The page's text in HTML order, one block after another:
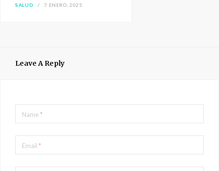
SALUD 7 ENERO, 2025
Leave A Reply
Name*
Email *